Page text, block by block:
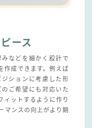
ース
などを細かく設計で
作成できます。例えば
ションに考慮した形
ご希望にも対応いた
ィットするように作り
マンスの向上がより期